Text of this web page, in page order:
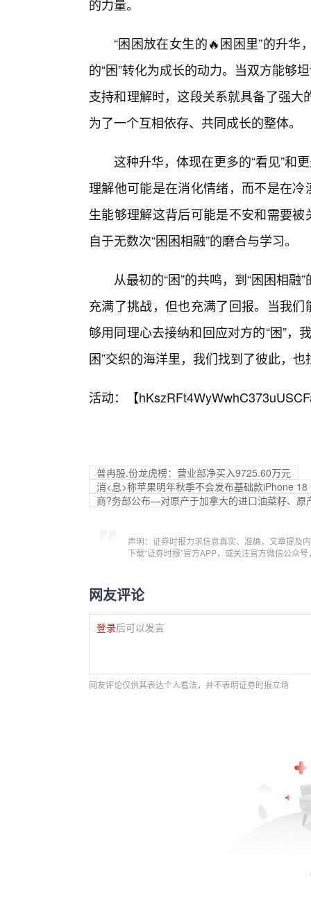
的力量。
“困困放在女生的🔥困困里”的升
的“困”转化为成长的动力。当双方能够
支持和理解时，这段关系就具备了强
为了一个互相依存、共同成长的整体。
这种升华，体现在更多的“看见”和
理解他可能是在消化情绪，而不是在
生能够理解这背后可能是不安和需要
自于无数次“困困相融”的磨合与学习。
从最初的“困”的共鸣，到“困困相
充满了挑战，但也充满了回报。当我
够用同理心去接纳和回应对方的“困”，
困”交织的海洋里，我们找到了彼此，
活动：【
普冉股.份龙虎榜：营业部净买入9725.60万元
消<息>称苹果明年秋季不会发布基础款iPhone
商?务部公布—对原产于加拿大的进口油菜籽、
声明：证券时报力求信息真实、准确，文章提及
下载“证券时报”官方APP，或关注官方微信公众
网友评论
登录后可以发言
网友评论仅供其表达个人看法，并不表明证券时报立场